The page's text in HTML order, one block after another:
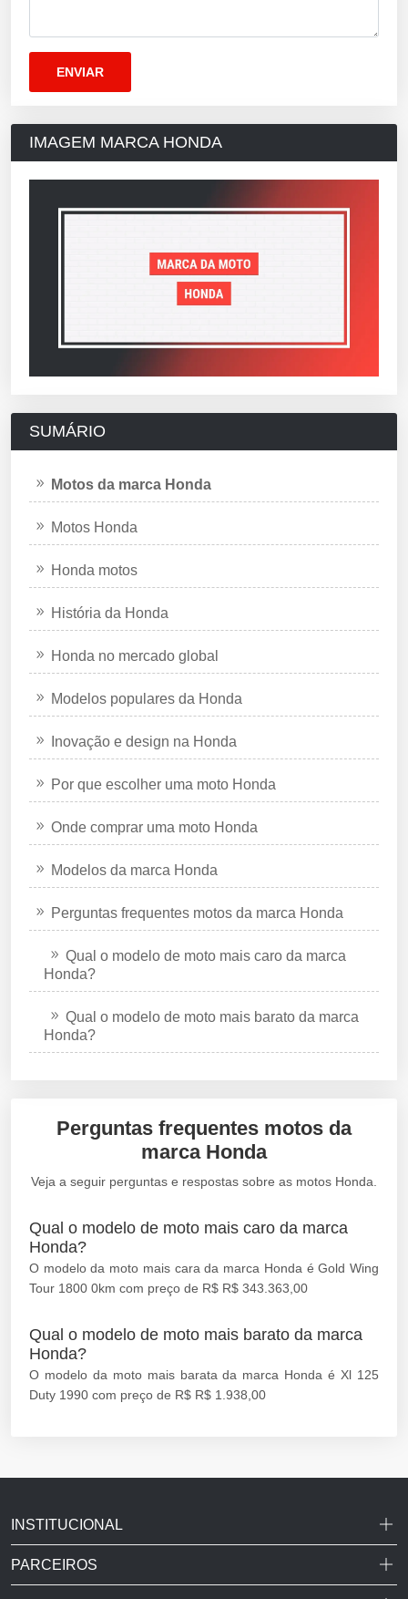
IMAGEM MARCA HONDA
SUMÁRIO
Motos da marca Honda
Motos Honda
Honda motos
História da Honda
Honda no mercado global
Modelos populares da Honda
Inovação e design na Honda
Por que escolher uma moto Honda
Onde comprar uma moto Honda
Modelos da marca Honda
Perguntas frequentes motos da marca Honda
Qual o modelo de moto mais caro da marca
Honda?
Qual o modelo de moto mais barato da marca
Honda?
Perguntas frequentes motos da
marca Honda
Veja a seguir perguntas e respostas sobre as motos Honda.
Qual o modelo de moto mais caro da marca
Honda?
O modelo da moto mais cara da marca Honda é Gold Wing
Tour 1800 0km com preço de R$ R$ 343.363,00
Qual o modelo de moto mais barato da marca
Honda?
O modelo da moto mais barata da marca Honda é Xl 125
Duty 1990 com preço de R$ R$ 1.938,00
INSTITUCIONAL
PARCEIROS